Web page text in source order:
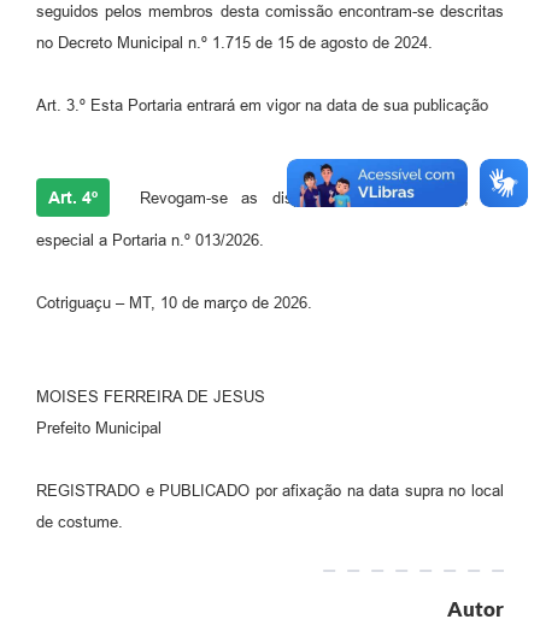
seguidos pelos membros desta comissão encontram-se descritas
no Decreto Municipal n.º 1.715 de 15 de agosto de 2024.
Art. 3.º Esta Portaria entrará em vigor na data de sua publicação
Art. 4º Revogam-se as disposições em contrário, em
especial a Portaria n.º 013/2026.
Cotriguaçu – MT, 10 de março de 2026.
MOISES FERREIRA DE JESUS
Prefeito Municipal
REGISTRADO e PUBLICADO por afixação na data supra no local
de costume.
Autor